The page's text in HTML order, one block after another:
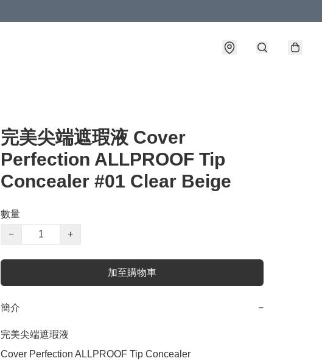
完美尖端遮瑕液 Cover
Perfection ALLPROOF Tip
Concealer #01 Clear Beige
數量
−
+
加至購物車
簡介 −
完美尖端遮瑕液
Cover Perfection ALLPROOF Tip Concealer